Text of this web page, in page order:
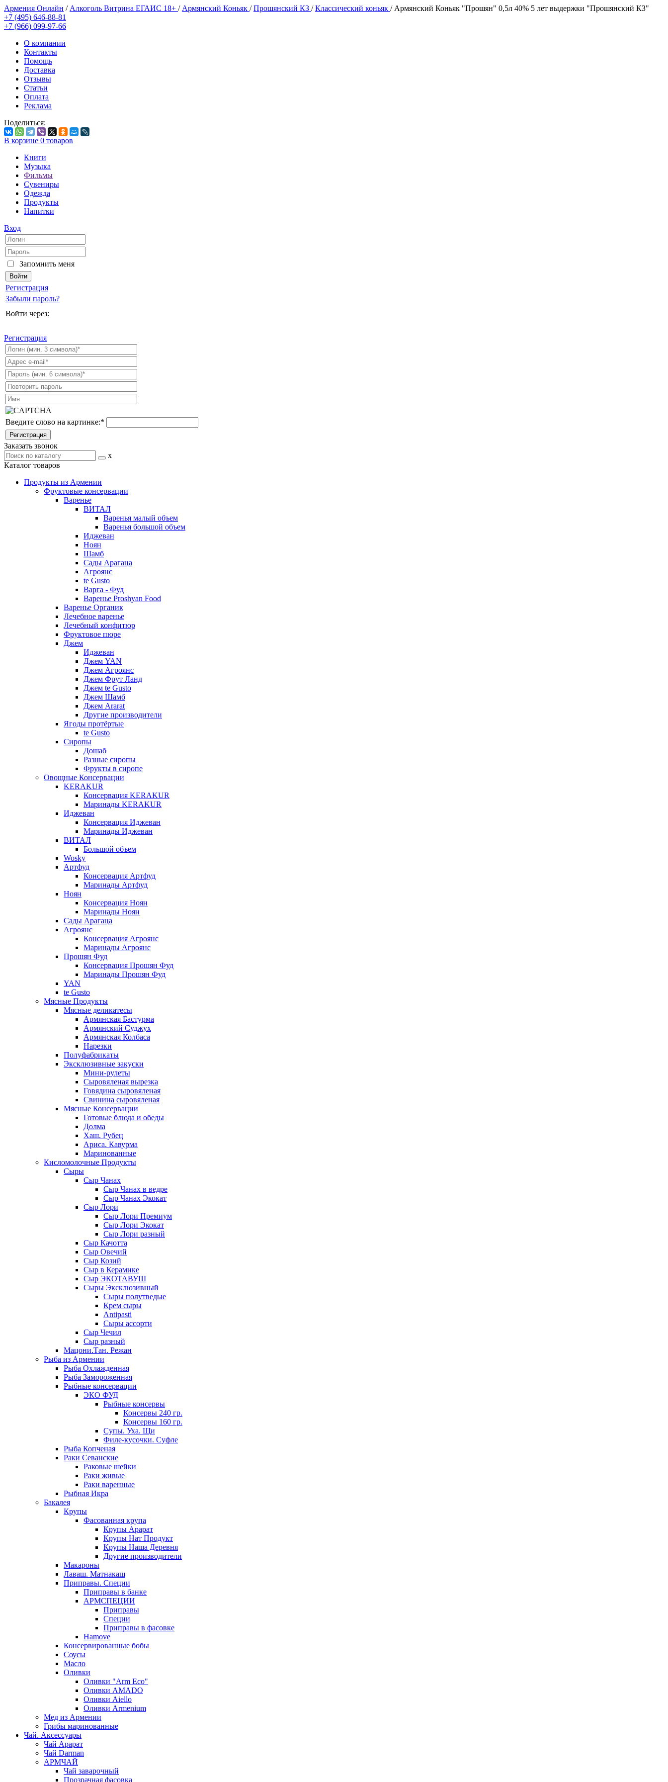
Армения Онлайн / Алкоголь Витрина ЕГАИС 18+ / Армянский Коньяк /Прошянский КЗ /Классический коньяк / Армянский Коньяк "Прошян" 0,5л 40% 5 лет выдержки "Прошянский КЗ"
+7 (495) 646-88-81
+7 (966) 099-97-66
О компании
Контакты
Помощь
Доставка
Отзывы
Статьи
Оплата
Реклама
Поделиться:
В корзине 0 товаров
Книги
Музыка
Фильмы
Сувениры
Одежда
Продукты
Напитки
Вход
Запомнить меня
Регистрация
Забыли пароль?
Войти через:
Регистрация
Введите слово на картинке:*
Заказать звонок
x
Каталог товаров
Продукты из Армении
Фруктовые консервации
Варенье
ВИТАЛ
Варенья малый объем
Варенья большой объем
Иджеван
Ноян
Шамб
Сады Арагаца
Агроянс
te Gusto
Варга - Фуд
Варенье Proshyan Food
Варенье Органик
Лечебное варенье
Лечебный конфитюр
Фруктовое пюре
Джем
Иджеван
Джем YAN
Джем Агроянс
Джем Фрут Ланд
Джем te Gusto
Джем Шамб
Джем Ararat
Другие производители
Ягоды протёртые
te Gusto
Сиропы
Дошаб
Разные сиропы
Фрукты в сиропе
Овощные Консервации
KERAKUR
Консервация KERAKUR
Маринады KERAKUR
Иджеван
Консервация Иджеван
Маринады Иджеван
ВИТАЛ
Большой объем
Wosky
Артфуд
Консервация Артфуд
Маринады Артфуд
Ноян
Консервация Ноян
Маринады Ноян
Сады Арагаца
Агроянс
Консервация Агроянс
Маринады Агроянс
Прошян Фуд
Консервация Прошян Фуд
Маринады Прошян Фуд
YAN
te Gusto
Мясные Продукты
Мясные деликатесы
Армянская Бастурма
Армянский Суджух
Армянская Колбаса
Нарезки
Полуфабрикаты
Эксклюзивные закуски
Мини-рулеты
Сыровяленая вырезка
Говядина сыровяленая
Свинина сыровяленая
Мясные Консервации
Готовые блюда и обеды
Долма
Хаш. Рубец
Ариса. Кавурма
Маринованные
Кисломолочные Продукты
Сыры
Сыр Чанах
Сыр Чанах в ведре
Сыр Чанах Экокат
Сыр Лори
Сыр Лори Премиум
Сыр Лори Экокат
Сыр Лори разный
Сыр Качотта
Сыр Овечий
Сыр Козий
Сыр в Керамике
Сыр ЭКОТАВУШ
Сыры Эксклюзивный
Сыры полутведые
Крем сыры
Antipasti
Сыры ассорти
Сыр Чечил
Сыр разный
Мацони.Тан. Режан
Рыба из Армении
Рыба Охлажденная
Рыба Замороженная
Рыбные консервации
ЭКО ФУД
Рыбные консервы
Консервы 240 гр.
Консервы 160 гр.
Супы. Уха. Щи
Филе-кусочки. Суфле
Рыба Копченая
Раки Севанские
Раковые шейки
Раки живые
Раки варенные
Рыбная Икра
Бакалея
Крупы
Фасованная крупа
Крупы Арарат
Крупы Нат Продукт
Крупы Наша Деревня
Другие производители
Макароны
Лаваш. Матнакаш
Приправы. Специи
Приправы в банке
АРМСПЕЦИИ
Приправы
Специи
Приправы в фасовке
Hamove
Консервированные бобы
Соусы
Масло
Оливки
Оливки "Arm Eco"
Оливки AMADO
Оливки Aiello
Оливки Armenium
Мед из Армении
Грибы маринованные
Чай. Аксессуары
Чай Арарат
Чай Darman
АРМЧАЙ
Чай заварочный
Прозрачная фасовка